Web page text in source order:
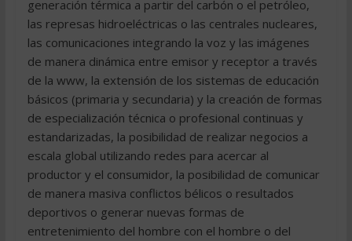
generación térmica a partir del carbón o el petróleo,
las represas hidroeléctricas o las centrales nucleares,
las comunicaciones integrando la voz y las imágenes
de manera dinámica entre emisor y receptor a través
de la www, la extensión de los sistemas de educación
básicos (primaria y secundaria) y la creación de formas
de especialización técnica o profesional continuas y
estandarizadas, la posibilidad de realizar negocios a
escala global utilizando redes para acercar al
productor y el consumidor, la posibilidad de comunicar
de manera masiva conflictos bélicos o resultados
deportivos o generar nuevas formas de
entretenimiento del hombre con el hombre o del